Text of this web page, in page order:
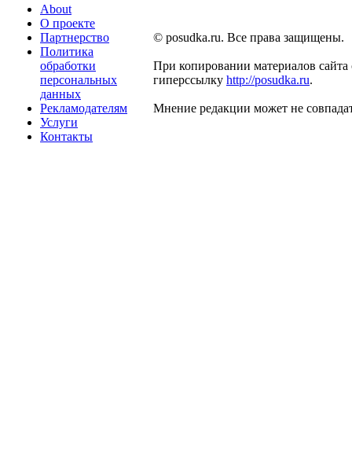
About
О проекте
Партнерство
Политика
обработки
персональных
данных
Рекламодателям
Услуги
Контакты
© posudka.ru. Все права защищены.
При копировании материалов сайта
гиперссылку http://posudka.ru.
Мнение редакции может не